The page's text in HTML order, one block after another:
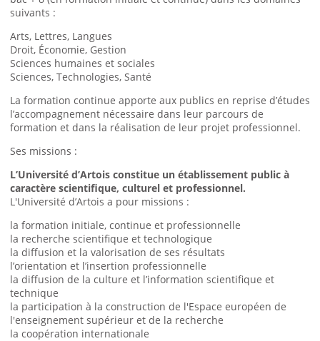
suivants :
Arts, Lettres, Langues
Droit, Économie, Gestion
Sciences humaines et sociales
Sciences, Technologies, Santé
La formation continue apporte aux publics en reprise d’études
l’accompagnement nécessaire dans leur parcours de
formation et dans la réalisation de leur projet professionnel.
Ses missions :
L’Université d’Artois constitue un établissement public à
caractère scientifique, culturel et professionnel.
L'Université d’Artois a pour missions :
la formation initiale, continue et professionnelle
la recherche scientifique et technologique
la diffusion et la valorisation de ses résultats
l’orientation et l’insertion professionnelle
la diffusion de la culture et l’information scientifique et
technique
la participation à la construction de l'Espace européen de
l'enseignement supérieur et de la recherche
la coopération internationale